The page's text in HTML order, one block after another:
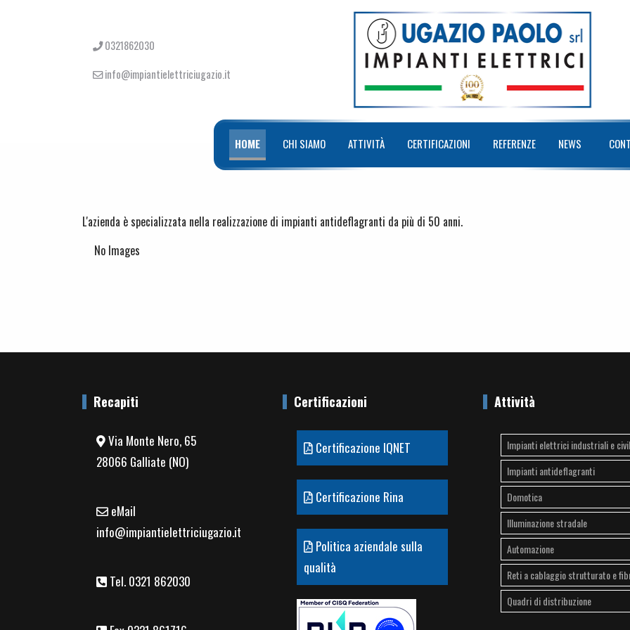
0321862030
info@impiantielettriciugazio.it
HOME CHI SIAMO ATTIVITÀ CERTIFICAZIONI REFERENZE NEWS
L'azienda è specializzata nella realizzazione di impianti antideflagranti da più di 50 anni.
No Images
Recapiti
Via Monte Nero, 65
28066 Galliate (NO)
eMail
info@impiantielettriciugazio.it
Tel. 0321 862030
Certificazioni
Certificazione IQNET
Certificazione Rina
Politica aziendale sulla
qualità
Attività
Impianti elettrici industriali e
Impianti antideflagranti
Domotica
Illuminazione stradale
Automazione
Reti a cablaggio strutturato e
Quadri di distribuzione